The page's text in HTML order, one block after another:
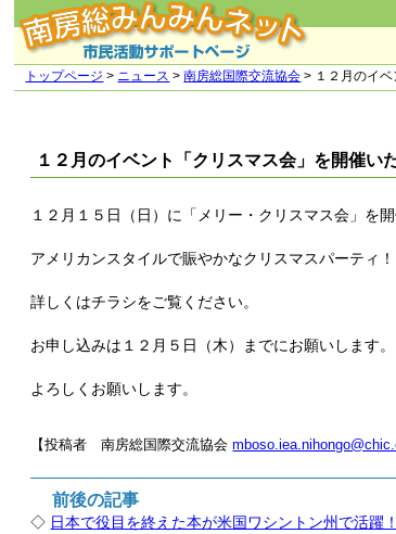
トップページ > ニュース >南房総国際交流協会 > １２月のイベ
１２月のイベント「クリスマス会」を開催い
１２月１５日（日）に「メリー・クリスマス会」を開
アメリカンスタイルで賑やかなクリスマスパーティ
詳しくはチラシをご覧ください。
お申し込みは１２月５日（木）までにお願いします。
よろしくお願いします。
【投稿者 南房総国際交流協会
前後の記事
◇ 日本で役目を終えた本が米国ワシントン州で活躍！